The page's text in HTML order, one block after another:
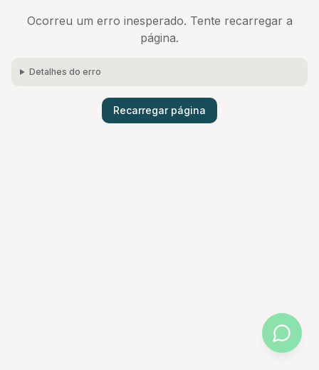
Ocorreu um erro inesperado. Tente recarregar a
página.
Detalhes do erro
Recarregar página